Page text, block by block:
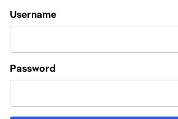
Login
Username
Password